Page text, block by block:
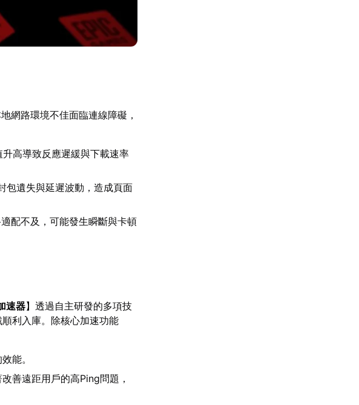
網路環境不佳面臨連線障礙，
高導致反應遲緩與下載速率
包遺失與延遲波動，造成頁面
配不及，可能發生瞬斷與卡頓
速器】透過自主研發的多項技
利入庫。除核心加速功能
能。
善遠距用戶的高Ping問題，